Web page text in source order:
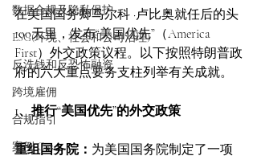
数据合规及隐私保护
ESG(环境、社会和公司治理)
反洗钱和反恐怖融资
跨境雇佣
合规指引
案例 Case
在美国国务卿马尔科 ·卢比奥就任后的头
100天里，发布“美国优先”（America
First）外交政策议程。以下按照特朗普政
府的六大重点要务支柱列举有关成就。
1、推行“美国优先”的外交政策
重组国务院： 为美国国务院制定了一项